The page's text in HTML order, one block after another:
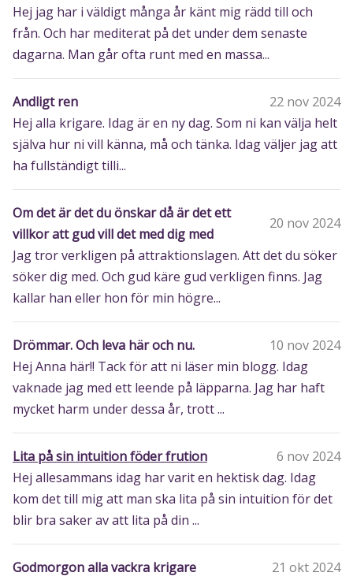
Hej jag har i väldigt många år känt mig rädd till och
från. Och har mediterat på det under dem senaste
dagarna. Man går ofta runt med en massa...
Andligt ren
22 nov 2024
Hej alla krigare. Idag är en ny dag. Som ni kan välja helt
själva hur ni vill känna, må och tänka. Idag väljer jag att
ha fullständigt tilli...
Om det är det du önskar då är det ett
villkor att gud vill det med dig med
20 nov 2024
Jag tror verkligen på attraktionslagen. Att det du söker
söker dig med. Och gud käre gud verkligen finns. Jag
kallar han eller hon för min högre...
Drömmar. Och leva här och nu.
10 nov 2024
Hej Anna här!! Tack för att ni läser min blogg. Idag
vaknade jag med ett leende på läpparna. Jag har haft
mycket harm under dessa år, trott ...
Lita på sin intuition föder frution
6 nov 2024
Hej allesammans idag har varit en hektisk dag. Idag
kom det till mig att man ska lita på sin intuition för det
blir bra saker av att lita på din ...
Godmorgon alla vackra krigare 21 okt 2024